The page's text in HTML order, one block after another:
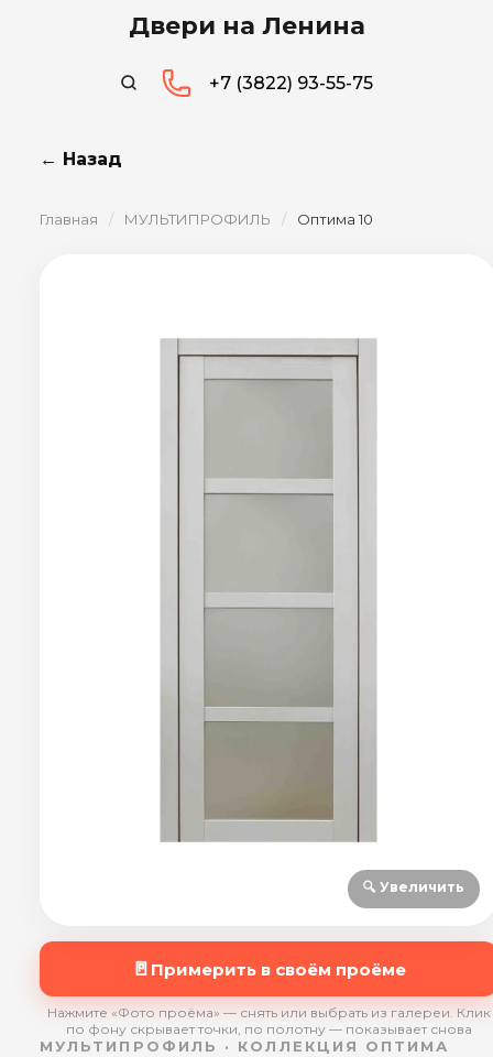
Двери на Ленина
+7 (3822) 93-55-75
← Назад
Главная / МУЛЬТИПРОФИЛЬ / Оптима 10
🔍 Увеличить
🚪 Примерить в своём проёме
Нажмите «Фото проёма» — снять или выбрать из галереи. Клик
по фону скрывает точки, по полотну — показывает снова
МУЛЬТИПРОФИЛЬ · КОЛЛЕКЦИЯ ОПТИМА